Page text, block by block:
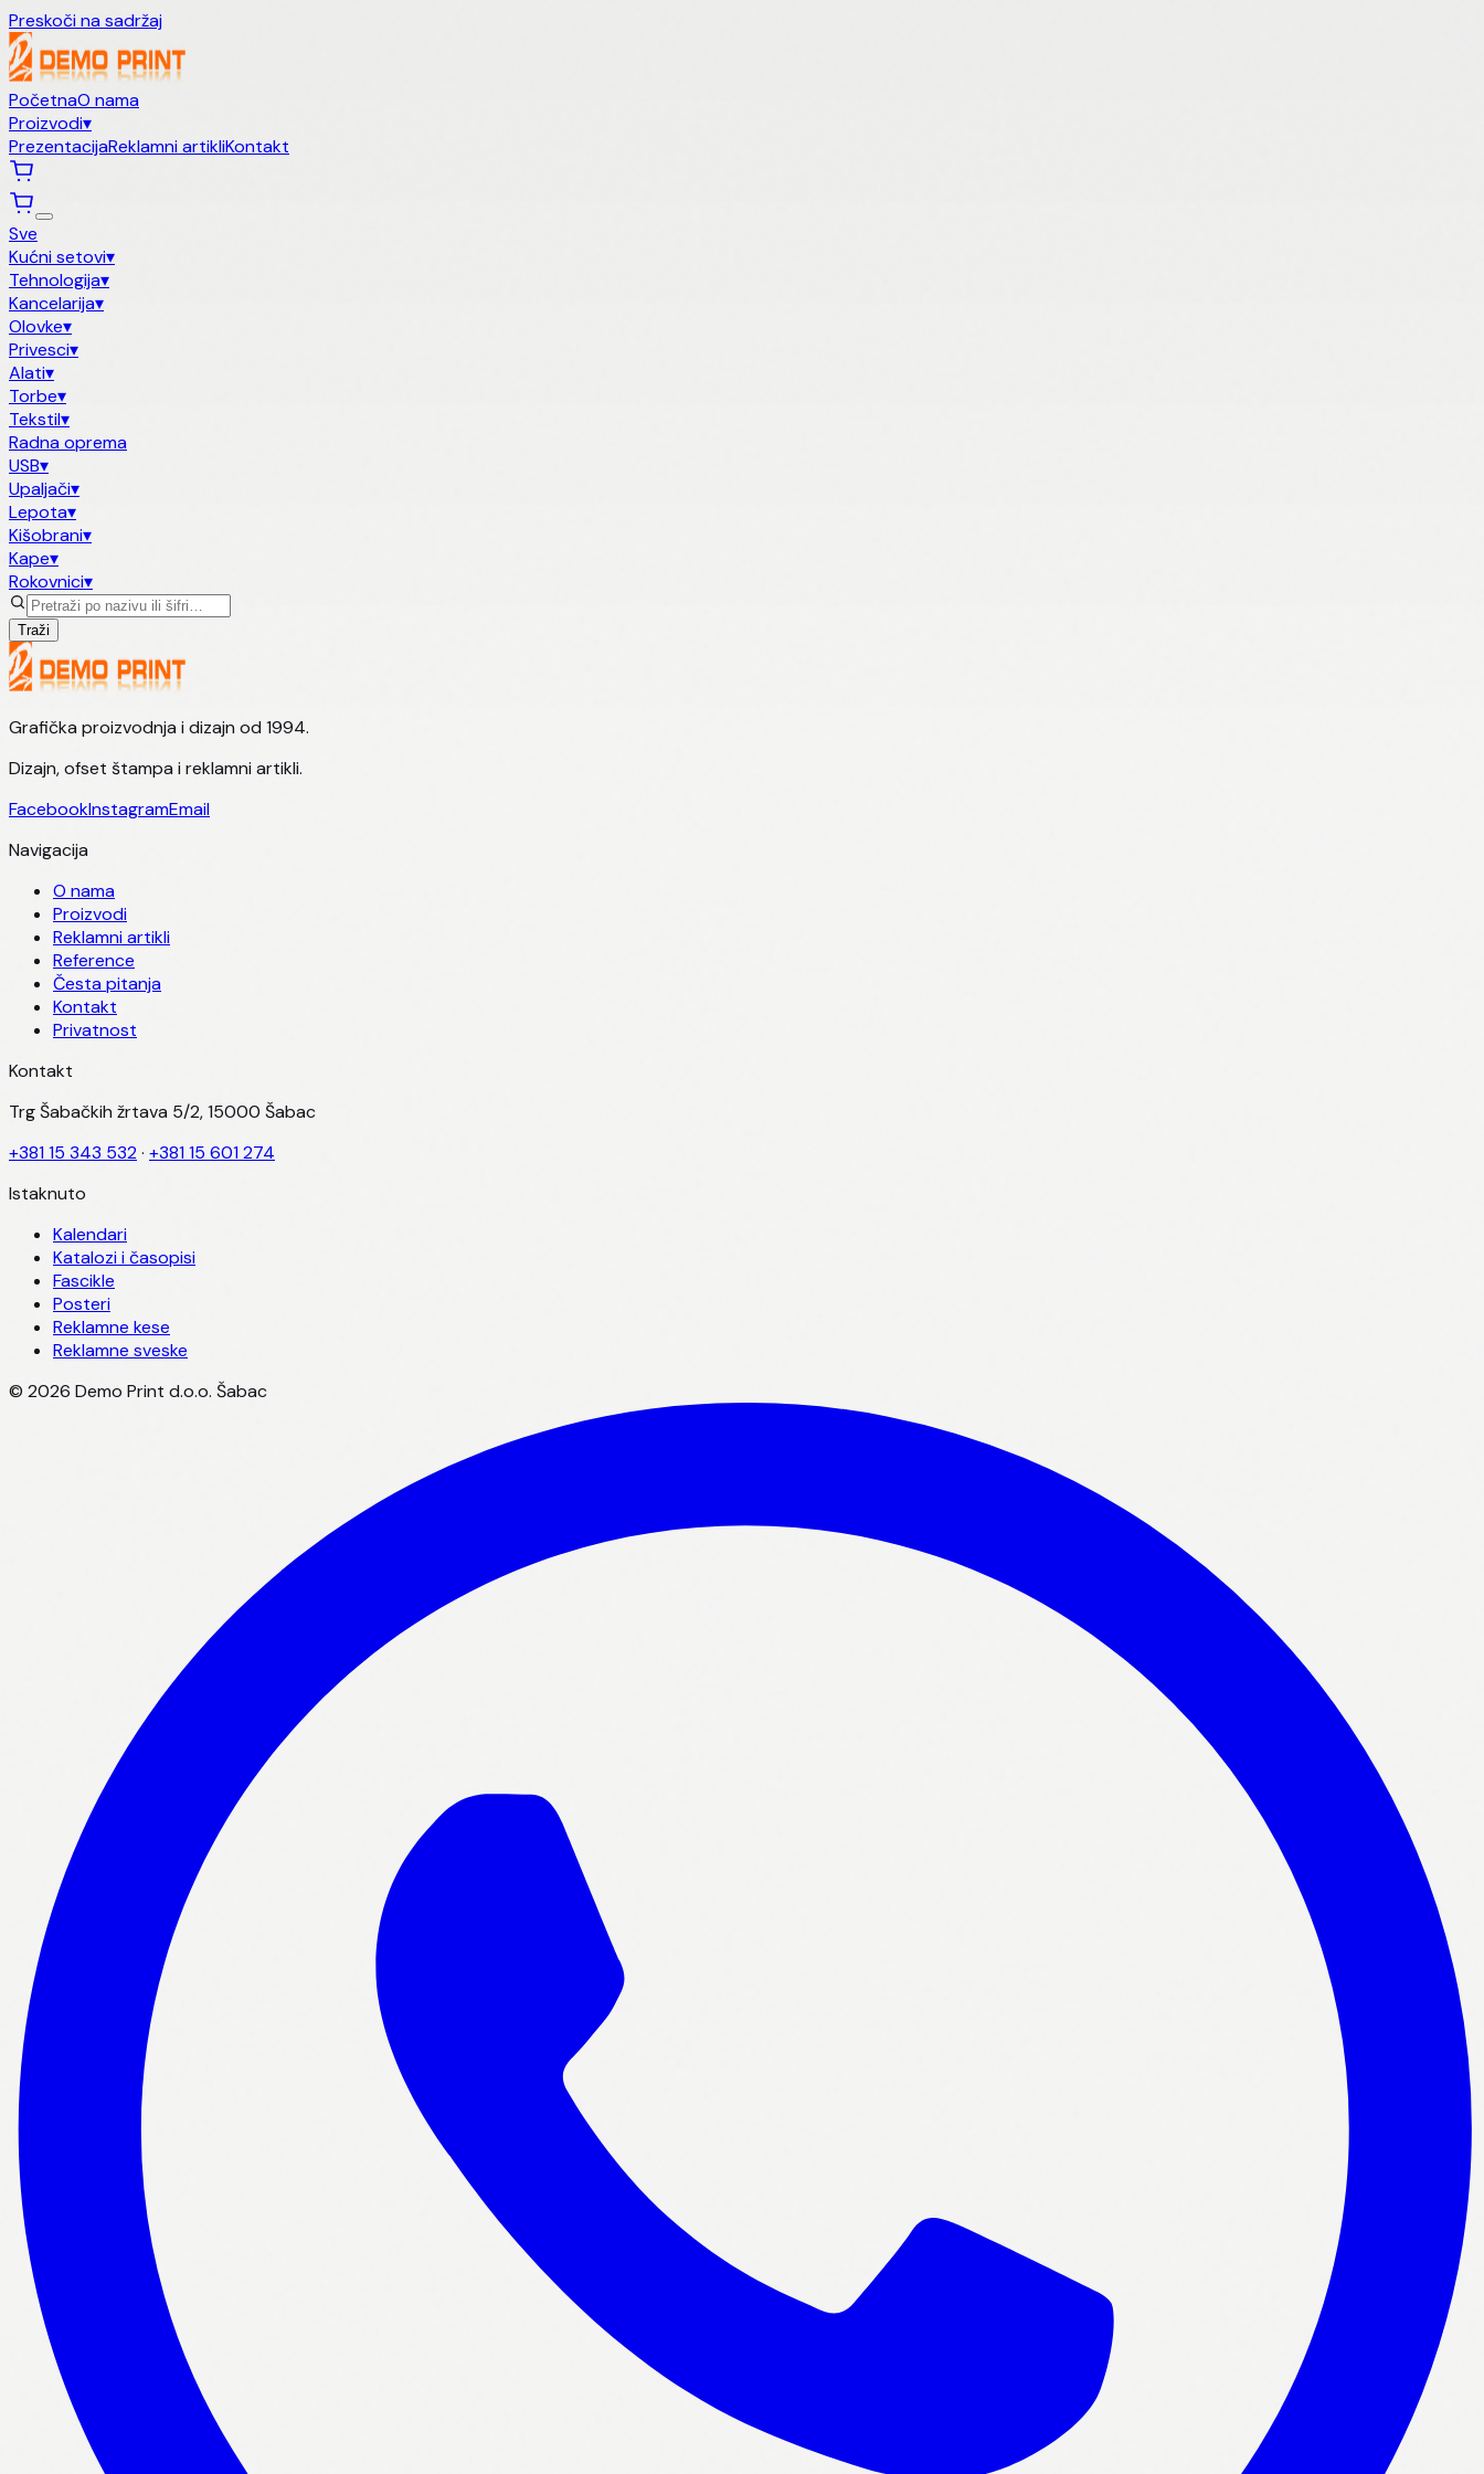
Preskoči na sadržaj
PočetnaO nama
Proizvodi▾
PrezentacijaReklamni artikliKontakt
Sve
Kućni setovi▾
Tehnologija▾
Kancelarija▾
Olovke▾
Privesci▾
Alati▾
Torbe▾
Tekstil▾
Radna oprema
USB▾
Upaljači▾
Lepota▾
Kišobrani▾
Kape▾
Rokovnici▾
Traži
Grafička proizvodnja i dizajn od 1994.
Dizajn, ofset štampa i reklamni artikli.
FacebookInstagramEmail
Navigacija
O nama
Proizvodi
Reklamni artikli
Reference
Česta pitanja
Kontakt
Privatnost
Kontakt
Trg Šabačkih žrtava 5/2, 15000 Šabac
+381 15 343 532· +381 15 601 274
Istaknuto
Kalendari
Katalozi i časopisi
Fascikle
Posteri
Reklamne kese
Reklamne sveske
© 2026 Demo Print d.o.o. Šabac